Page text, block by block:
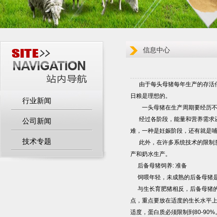
行业新闻
公司新闻
技术专题
信息中心
由于每头母猪每年生产的存活
日粮是理想的。
一头母猪在生产周期要经历不
经过各阶段，能量和营养需求
难，一种是妊娠阶段，还有就是
此外，在许多系统技术的限制
产和奶水生产。
后备母猪饲养: 准备
饲喂年轻，未成熟的后备母猪
与生长育肥猪相反，后备母猪
点，重点要放在适度的生长水平
适度，蛋白质必须限制到80-90%